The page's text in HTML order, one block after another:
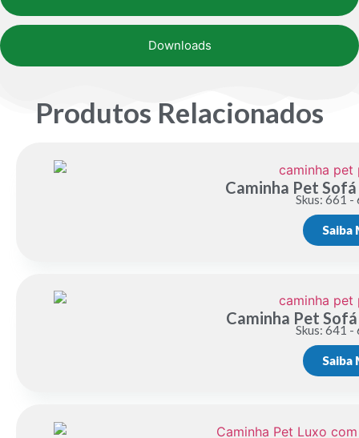
Downloads
Produtos Relacionados
Caminha Pet
Skus: 661
Saiba
Caminha Pet
Skus: 641
Saiba